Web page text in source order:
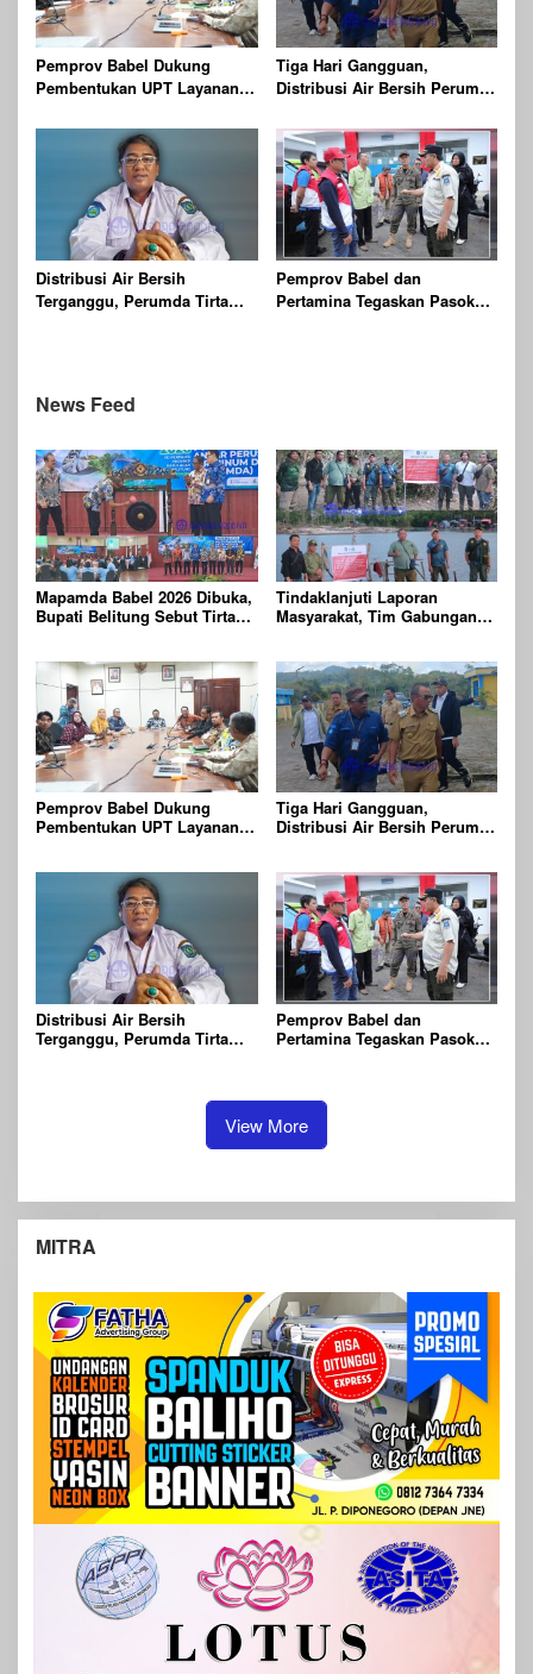
Pemprov Babel Dukung
Pembentukan UPT Layanan
Daerah
Tiga Hari Gangguan,
Distribusi Air Bersih Perumda
Normal
Distribusi Air Bersih
Terganggu, Perumda Tirta
Pemprov Babel dan
Pertamina Tegaskan Pasokan
News Feed
Mapamda Babel 2026 Dibuka,
Bupati Belitung Sebut Tirta
Tindaklanjuti Laporan
Masyarakat, Tim Gabungan
Terpadu di Wilayah KPHP
Gunong Duren
Pemprov Babel Dukung
Pembentukan UPT Layanan
Tiga Hari Gangguan,
Distribusi Air Bersih Perumda
Distribusi Air Bersih
Terganggu, Perumda Tirta
Pemprov Babel dan
Pertamina Tegaskan Pasokan
Panik
View More
MITRA